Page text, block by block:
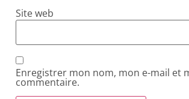
Site web
Enregistrer mon nom, mon e-mail et
commentaire.